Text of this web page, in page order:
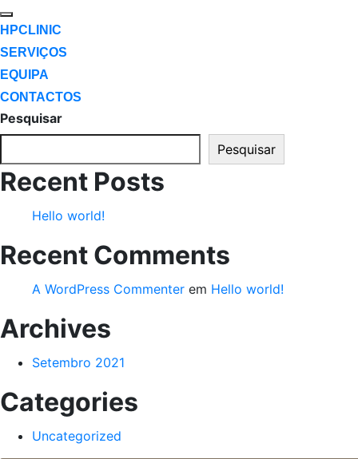
HPCLINIC
SERVIÇOS
EQUIPA
CONTACTOS
Pesquisar
Pesquisar
Recent Posts
Hello world!
Recent Comments
A WordPress Commenter em Hello world!
Archives
Setembro 2021
Categories
Uncategorized